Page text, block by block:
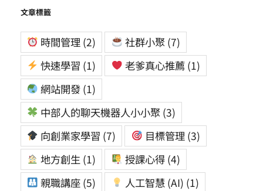
文章標籤
時間管理 (2) 社群小聚 (7)
快速學習 (1) 老爹真心推薦 (1)
網站開發 (1)
中部人的聊天機器人小小聚 (3)
向創業家學習 (7) 目標管理 (3)
地方創生 (1) 授課心得 (4)
親職講座 (5) 人工智慧 (AI) (1)